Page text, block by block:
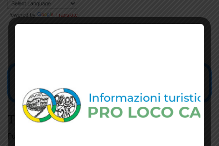
Powered by Translate
Tesseramento
Puoi tesserarti online